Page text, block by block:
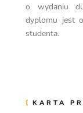
o wydaniu
dyplomu jest
studenta.
KARTA